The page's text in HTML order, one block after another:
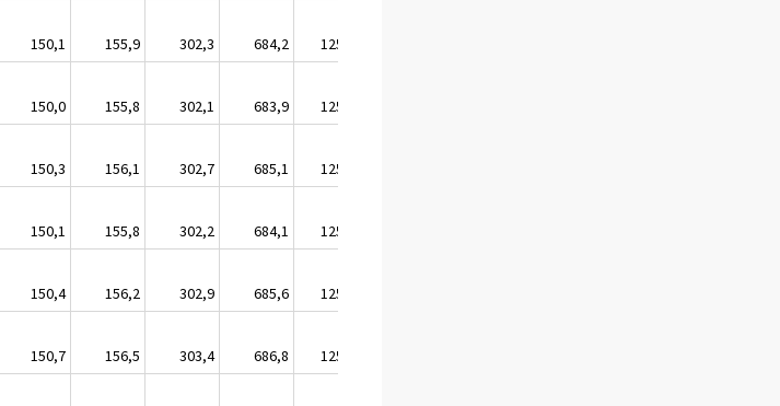
150,1 155,9 302,3 684,2 1254,1
150,0 155,8 302,1 683,9 1253,4
150,3 156,1 302,7 685,1 1255,7
150,1 155,8 302,2 684,1 1253,8
150,4 156,2 302,9 685,6 1256,6
150,7 156,5 303,4 686,8 1258,9